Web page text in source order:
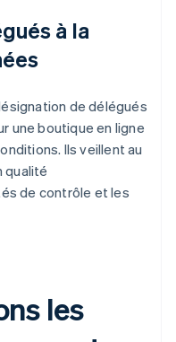
à la
de délégués
une boutique en ligne
Ils veillent au
qualité
de contrôle et les
les